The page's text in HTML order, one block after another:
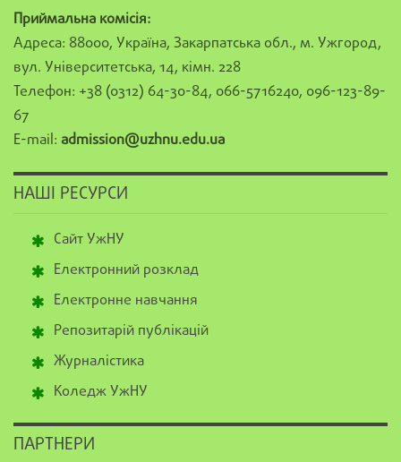
Приймальна комісія:
Адреса: 88000, Україна, Закарпатська обл., м. Ужгород,
вул. Університетська, 14, кімн. 228
Телефон: +38 (0312) 64-30-84, 066-5716240, 096-123-89-
67
E-mail: admission@uzhnu.edu.ua
НАШІ РЕСУРСИ
Сайт УжНУ
Електронний розклад
Електронне навчання
Репозитарій публікацій
Журналістика
Коледж УжНУ
ПАРТНЕРИ